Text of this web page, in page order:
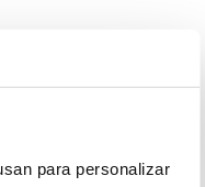
para personalizar